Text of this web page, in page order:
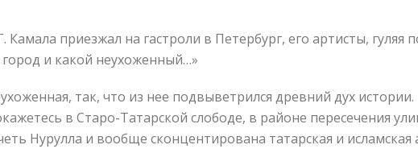
приезжал на гастроли в Петербург, его артисты, гуляя
и какой неухоженный…»
так, что из нее подвыветрился древний дух
в Старо-Татарской слободе, в районе пересечения
Нурулла и вообще сконцентирована татарская и